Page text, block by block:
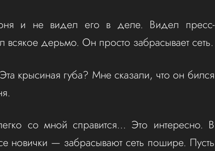
и не видел его в деле. Видел пресс-
дерьмо. Он просто забрасывает сеть.
крысиная губа? Мне сказали, что он бился
со мной справится… Это интересно. В
новички — забрасывают сеть пошире. Пусть